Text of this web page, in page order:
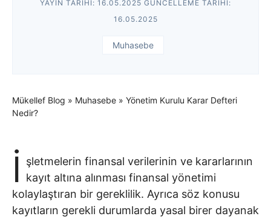
YAYIN TARIHI: 16.05.2025 GÜNCELLEME TARIHI:
16.05.2025
Muhasebe
Mükellef Blog » Muhasebe » Yönetim Kurulu Karar Defteri
Nedir?
İ
şletmelerin finansal verilerinin ve kararlarının
kayıt altına alınması finansal yönetimi
kolaylaştıran bir gereklilik. Ayrıca söz konusu
kayıtların gerekli durumlarda yasal birer dayanak